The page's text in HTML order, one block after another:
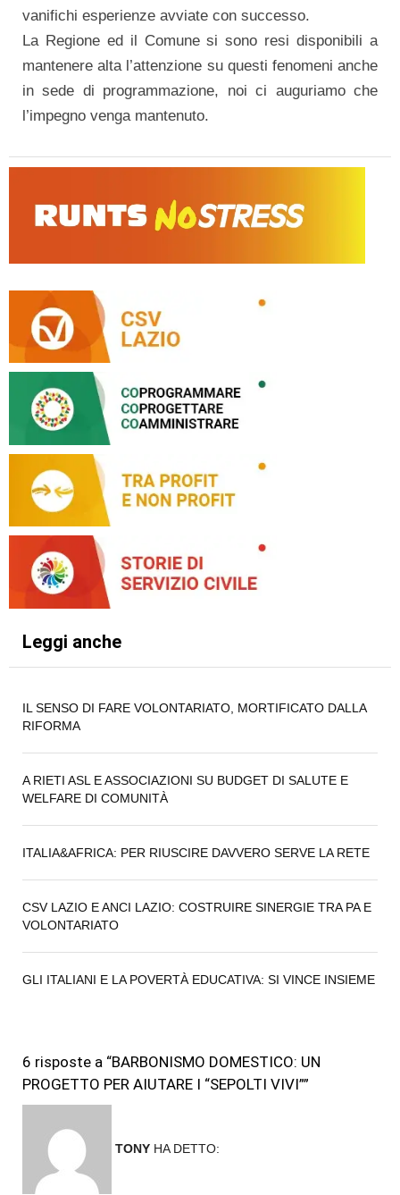
vanifichi esperienze avviate con successo.
La Regione ed il Comune si sono resi disponibili a
mantenere alta l’attenzione su questi fenomeni anche
in sede di programmazione, noi ci auguriamo che
l’impegno venga mantenuto.
Leggi anche
IL SENSO DI FARE VOLONTARIATO, MORTIFICATO DALLA
RIFORMA
A RIETI ASL E ASSOCIAZIONI SU BUDGET DI SALUTE E
WELFARE DI COMUNITÀ
ITALIA&AFRICA: PER RIUSCIRE DAVVERO SERVE LA RETE
CSV LAZIO E ANCI LAZIO: COSTRUIRE SINERGIE TRA PA E
VOLONTARIATO
GLI ITALIANI E LA POVERTÀ EDUCATIVA: SI VINCE INSIEME
6 risposte a “BARBONISMO DOMESTICO: UN
PROGETTO PER AIUTARE I “SEPOLTI VIVI””
TONY HA DETTO: